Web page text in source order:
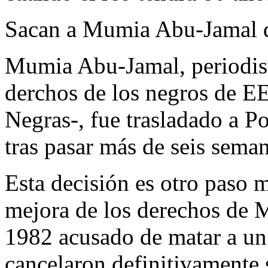
Sacan a Mumia Abu-
Mumia Abu-Jamal,
derchos de los negros de
Negras-, fue trasladado a
tras pasar más de seis
Esta decisión es otro paso
mejora de los derechos de
1982 acusado de matar a